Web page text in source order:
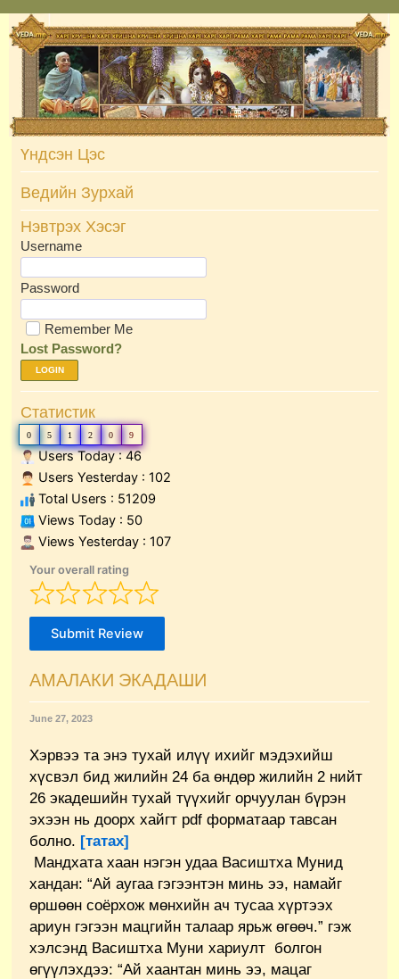
Skip
to
content
Үндсэн Цэс
Ведийн Зурхай
Нэвтрэх Хэсэг
Username
Password
Remember Me
Lost Password?
LOGIN
Статистик
0 5 1 2 0 9
Users Today : 46
Users Yesterday : 102
Total Users : 51209
Views Today : 50
Views Yesterday : 107
Your overall rating
Submit Review
АМАЛАКИ ЭКАДАШИ
June 27, 2023
Хэрвээ та энэ тухай илүү ихийг мэдэхийш
хүсвэл бид жилийн 24 ба өндөр жилийн 2 нийт
26 экадешийн тухай түүхийг орчуулан бүрэн
эхээн нь доорх хайгт pdf форматаар тавсан
болно. [татах]
Мандхата хаан нэгэн удаа Васиштха Мунид
хандан: “Ай аугаа гэгээнтэн минь ээ, намайг
өршөөн соёрхож мөнхийн ач тусаа хүртээх
ариун гэгээн мацгийн талаар ярьж өгөөч.” гэж
хэлсэнд Васиштха Муни хариулт болгон
өгүүлэхдээ: “Ай хаантан минь ээ, мацаг